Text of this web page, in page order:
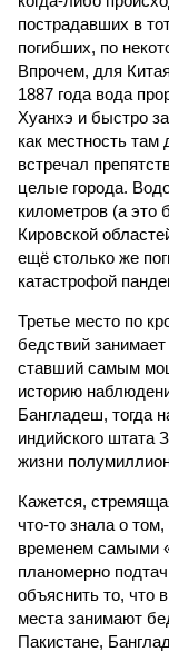
пострадавших в
погибших, по
Впрочем, для
1887 года вода
Хуанхэ и быстро
как местность там
встречал
целые города.
километров (а это
Кировской
ещё столько же
катастрофой
Третье место по
бедствий
ставший самым
историю
Бангладеш, тогда
индийского штата
жизни
Кажется,
что-то знала о
временем самыми
планомерно
объяснить то, что
места занимают
Пакистане,